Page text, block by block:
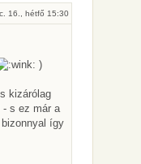
16., hétfő 15:30
)
kizárólag
- s ez már a
így